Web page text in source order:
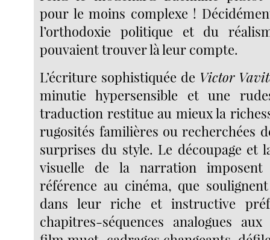
pour le moins complexe !
l’orthodoxie politique et du
pouvaient trouver là leur compte.
L’écriture sophistiquée de Victor
minutie hypersensible et une
traduction restitue au mieux la
rugosités familières ou recherchées
surprises du style. Le découpage et
visuelle de la narration imposent
référence au cinéma, que
dans leur riche et instructive
chapitres-séquences analogues